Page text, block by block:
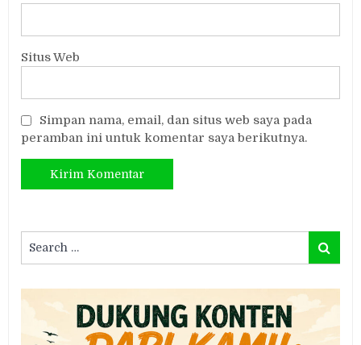
Situs Web
Simpan nama, email, dan situs web saya pada
peramban ini untuk komentar saya berikutnya.
for:
Search